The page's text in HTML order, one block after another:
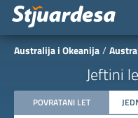
Australija i Okeanija
Jeftini
POVRATANI LET